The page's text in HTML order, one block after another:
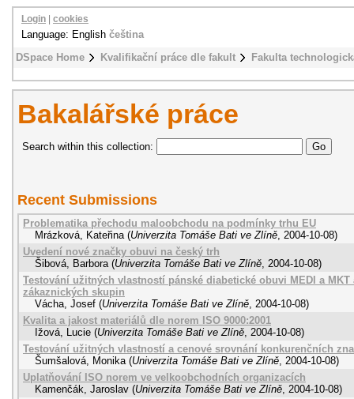
DSpace Home Kvalifikační práce dle fakult Fakulta
Login cookies
Language: English čeština
Bakalářské práce
Search within this collection:
Recent Submissions
Problematika přechodu maloobchodu na podmínky trhu EU
Mrázková, Kateřina (Univerzita Tomáše Bati ve Zlíně, 2004-10-08)
Uvedení nové značky obuvi na český trh
Šibová, Barbora (Univerzita Tomáše Bati ve Zlíně, 2004-10-08)
Testování užitných vlastností pánské diabetické obuvi MEDI a
zákaznických skupin
Vácha, Josef (Univerzita Tomáše Bati ve Zlíně, 2004-10-08)
Kvalita a jakost materiálů dle norem ISO 9000:2001
Ižová, Lucie (Univerzita Tomáše Bati ve Zlíně, 2004-10-08)
Testování užitných vlastností a cenové srovnání konkurenčních
Šumšalová, Monika (Univerzita Tomáše Bati ve Zlíně, 2004-10-08)
Uplatňování ISO norem ve velkoobchodních organizacích
Kamenčák, Jaroslav (Univerzita Tomáše Bati ve Zlíně, 2004-10-08)